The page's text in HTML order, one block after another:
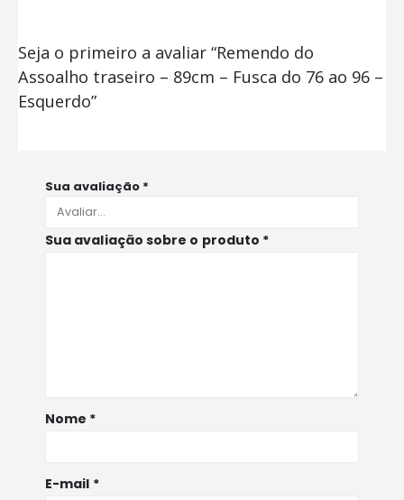
Seja o primeiro a avaliar “Remendo do
Assoalho traseiro – 89cm – Fusca do 76 ao 96 –
Esquerdo”
Sua avaliação *
Sua avaliação sobre o produto *
Nome *
E-mail *